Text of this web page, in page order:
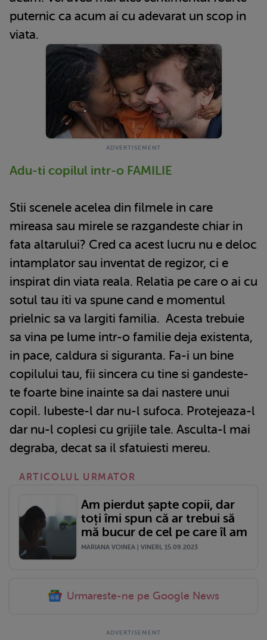
puternic ca acum ai cu adevarat un scop in
viata.
Adu-ti copilul intr-o FAMILIE
Stii scenele acelea din filmele in care
mireasa sau mirele se razgandeste chiar in
fata altarului? Cred ca acest lucru nu e deloc
intamplator sau inventat de regizor, ci e
inspirat din viata reala. Relatia pe care o ai cu
sotul tau iti va spune cand e momentul
prielnic sa va largiti familia. Acesta trebuie
sa vina pe lume intr-o familie deja existenta,
in pace, caldura si siguranta. Fa-i un bine
copilului tau, fii sincera cu tine si gandeste-
te foarte bine inainte sa dai nastere unui
copil. Iubeste-l dar nu-l sufoca. Protejeaza-l
dar nu-l coplesi cu grijile tale. Asculta-l mai
degraba, decat sa il sfatuiesti mereu.
ARTICOLUL URMATOR
Am pierdut șapte copii, dar
toți îmi spun că ar trebui să
mă bucur de cel pe care îl am
MARIANA VOINEA | VINERI, 15.09.2023
Urmareste-ne pe Google News